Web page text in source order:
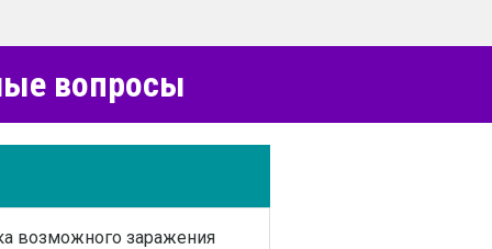
вопросы
возможного заражения